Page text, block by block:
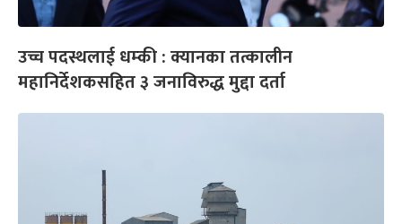
उच्च पदस्थलाई धम्की : क्यानका तत्कालीन
महानिर्देशकसहित ३ जनाविरुद्ध मुद्दा दर्ता